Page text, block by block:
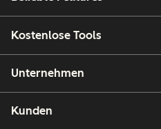
Kostenlose Tools
Unternehmen
Kunden